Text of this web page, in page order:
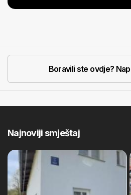
Boravili ste ovdje?
Najnoviji smještaj